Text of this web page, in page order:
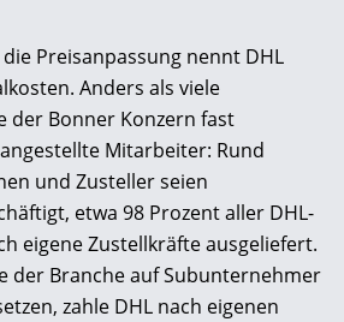
Preisanpassung nennt DHL
Anders als viele
der Bonner Konzern fast
Mitarbeiter: Rund
und Zusteller seien
etwa 98 Prozent aller DHL-
eigene Zustellkräfte ausgeliefert.
der Branche auf Subunternehmer
zahle DHL nach eigenen